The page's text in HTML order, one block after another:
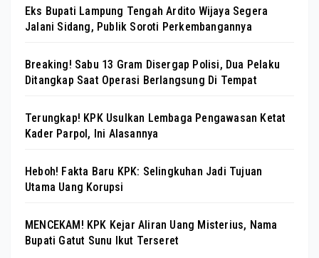
Eks Bupati Lampung Tengah Ardito Wijaya Segera
Jalani Sidang, Publik Soroti Perkembangannya
Breaking! Sabu 13 Gram Disergap Polisi, Dua Pelaku
Ditangkap Saat Operasi Berlangsung Di Tempat
Terungkap! KPK Usulkan Lembaga Pengawasan Ketat
Kader Parpol, Ini Alasannya
Heboh! Fakta Baru KPK: Selingkuhan Jadi Tujuan
Utama Uang Korupsi
MENCEKAM! KPK Kejar Aliran Uang Misterius, Nama
Bupati Gatut Sunu Ikut Terseret